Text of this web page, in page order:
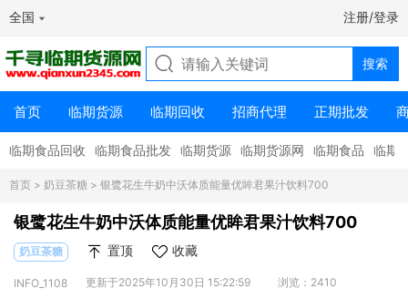
全国 注册/登录
首页 临期货源 临期回收 招商代理 正期批发
临期食品回收 临期食品批发 临期货源 临期货源网 临期食品 临期
首页 > 奶豆茶糖 > 银鹭花生牛奶中沃体质能量优眸君果汁饮料700
银鹭花生牛奶中沃体质能量优眸君果汁饮料700
奶豆茶糖 置顶 收藏
INFO_1108 更新于2025年10月30日 15:22:59
浏览：2410